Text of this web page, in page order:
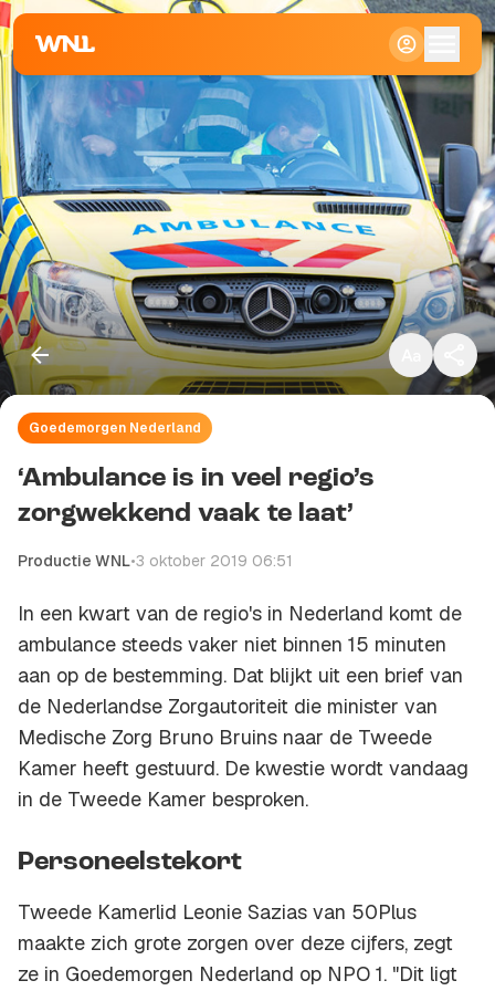
Klein
Standaard
Groot
Goedemorgen Nederland
‘Ambulance is in veel regio’s
zorgwekkend vaak te laat’
Productie WNL•3 oktober 2019 06:51
In een kwart van de regio's in Nederland komt de
ambulance steeds vaker niet binnen 15 minuten
aan op de bestemming. Dat blijkt uit een brief van
de Nederlandse Zorgautoriteit die minister van
Medische Zorg Bruno Bruins naar de Tweede
Kamer heeft gestuurd. De kwestie wordt vandaag
in de Tweede Kamer besproken.
Personeelstekort
Tweede Kamerlid Leonie Sazias van 50Plus
maakte zich grote zorgen over deze cijfers, zegt
ze in Goedemorgen Nederland op NPO 1. "Dit ligt